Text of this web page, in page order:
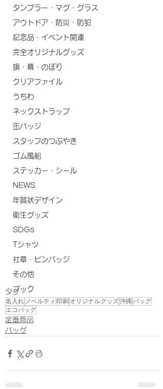
タンブラー・マグ・グラス
アウトドア・防災・防犯
記念品・イベント関連
完全オリジナルグッズ
旗・幕・のぼり
クリアファイル
うちわ
ネックストラップ
缶バッジ
スタッフのつぶやき
ゴム風船
ステッカー・シール
NEWS
年賀状デザイン
衛生グッズ
SDGs
Tシャツ
社章・ピンバッジ
その他
ブック
タグ：
名入れ ノベルティ 印刷 オリジナルグッズ沖縄バッグ
エコバッグ
定番商品
バッグ